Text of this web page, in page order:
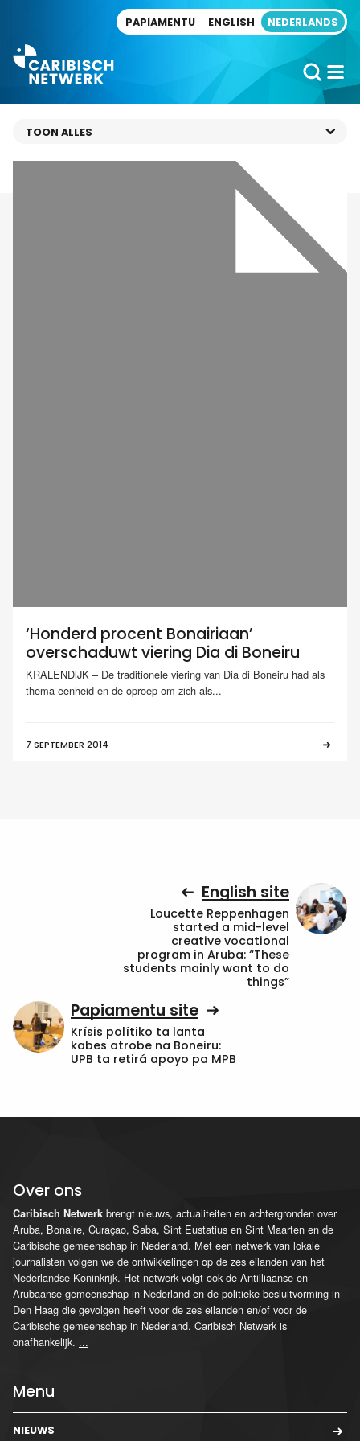
PAPIAMENTU ENGLISH NEDERLANDS
‘Honderd procent Bonairiaan’
overschaduwt viering Dia di Boneiru
KRALENDIJK – De traditionele viering van Dia di Boneiru had als
thema eenheid en de oproep om zich als...
7 SEPTEMBER 2014
English site
Loucette Reppenhagen
started a mid-level
creative vocational
program in Aruba: “These
students mainly want to do
things”
Papiamentu site
Krísis polítiko ta lanta
kabes atrobe na Boneiru:
UPB ta retirá apoyo pa MPB
Over ons
Caribisch Netwerk brengt nieuws, actualiteiten en achtergronden over
Aruba, Bonaire, Curaçao, Saba, Sint Eustatius en Sint Maarten en de
Caribische gemeenschap in Nederland. Met een netwerk van lokale
journalisten volgen we de ontwikkelingen op de zes eilanden van het
Nederlandse Koninkrijk. Het netwerk volgt ook de Antilliaanse en
Arubaanse gemeenschap in Nederland en de politieke besluitvorming in
Den Haag die gevolgen heeft voor de zes eilanden en/of voor de
Caribische gemeenschap in Nederland. Caribisch Netwerk is
onafhankelijk. ...
Menu
NIEUWS